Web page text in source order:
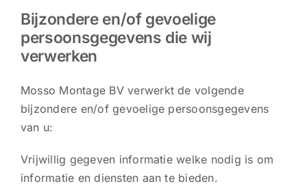
Bijzondere en/of gevoelige
persoonsgegevens die wij
verwerken
Mosso Montage BV verwerkt de volgende
bijzondere en/of gevoelige persoonsgegevens
van u:
Vrijwillig gegeven informatie welke nodig is om
informatie en diensten aan te bieden.